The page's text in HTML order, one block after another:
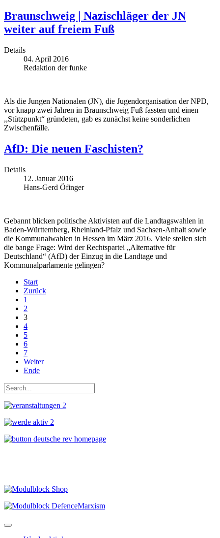
Braunschweig | Nazischläger der JN
weiter auf freiem Fuß
Details
04. April 2016
Redaktion der funke
Als die Jungen Nationalen (JN), die Jugendorganisation der NPD,
vor knapp zwei Jahren in Braunschweig Fuß fassten und einen
,,Stützpunkt“ gründeten, gab es zunächst keine sonderlichen
Zwischenfälle.
AfD: Die neuen Faschisten?
Details
12. Januar 2016
Hans-Gerd Öfinger
Gebannt blicken politische Aktivisten auf die Landtagswahlen in
Baden-Württemberg, Rheinland-Pfalz und Sachsen-Anhalt sowie
die Kommunalwahlen in Hessen im März 2016. Viele stellen sich
die bange Frage: Wird der Rechtspartei „Alternative für
Deutschland“ (AfD) der Einzug in die Landtage und
Kommunalparlamente gelingen?
Start
Zurück
1
2
3
4
5
6
7
Weiter
Ende